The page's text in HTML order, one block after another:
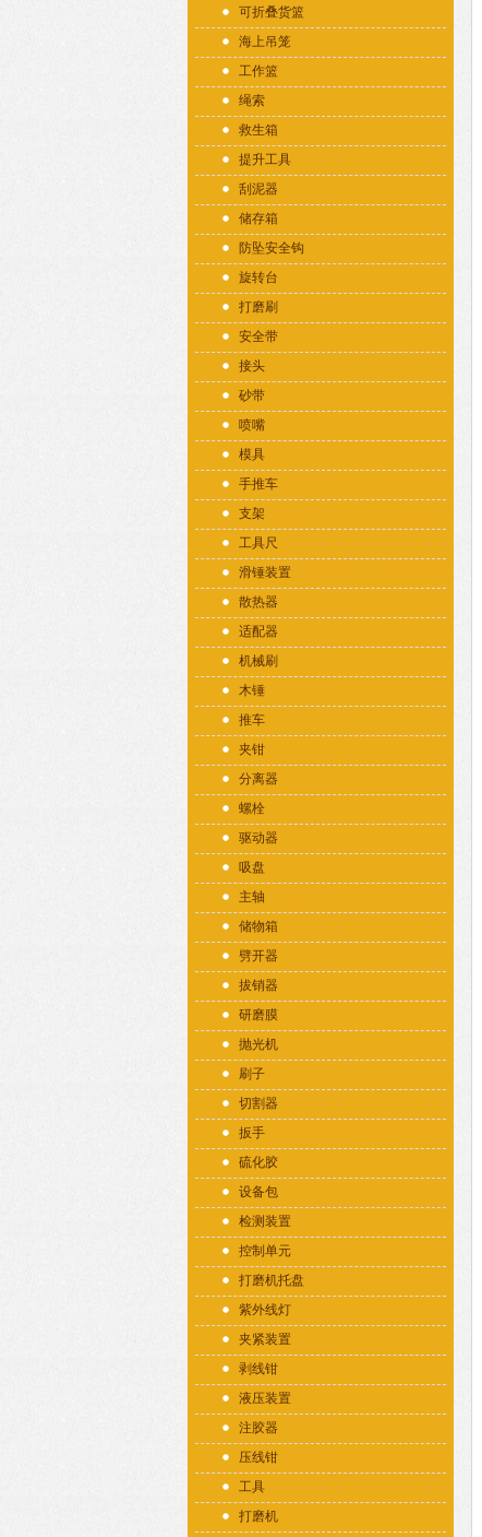
可折叠货篮
海上吊笼
工作篮
绳索
救生箱
提升工具
刮泥器
储存箱
防坠安全钩
旋转台
打磨刷
安全带
接头
砂带
喷嘴
模具
手推车
支架
工具尺
滑锤装置
散热器
适配器
机械刷
木锤
推车
夹钳
分离器
螺栓
驱动器
吸盘
主轴
储物箱
劈开器
拔销器
研磨膜
抛光机
刷子
切割器
扳手
硫化胶
设备包
检测装置
控制单元
打磨机托盘
紫外线灯
夹紧装置
剥线钳
液压装置
注胶器
压线钳
工具
打磨机